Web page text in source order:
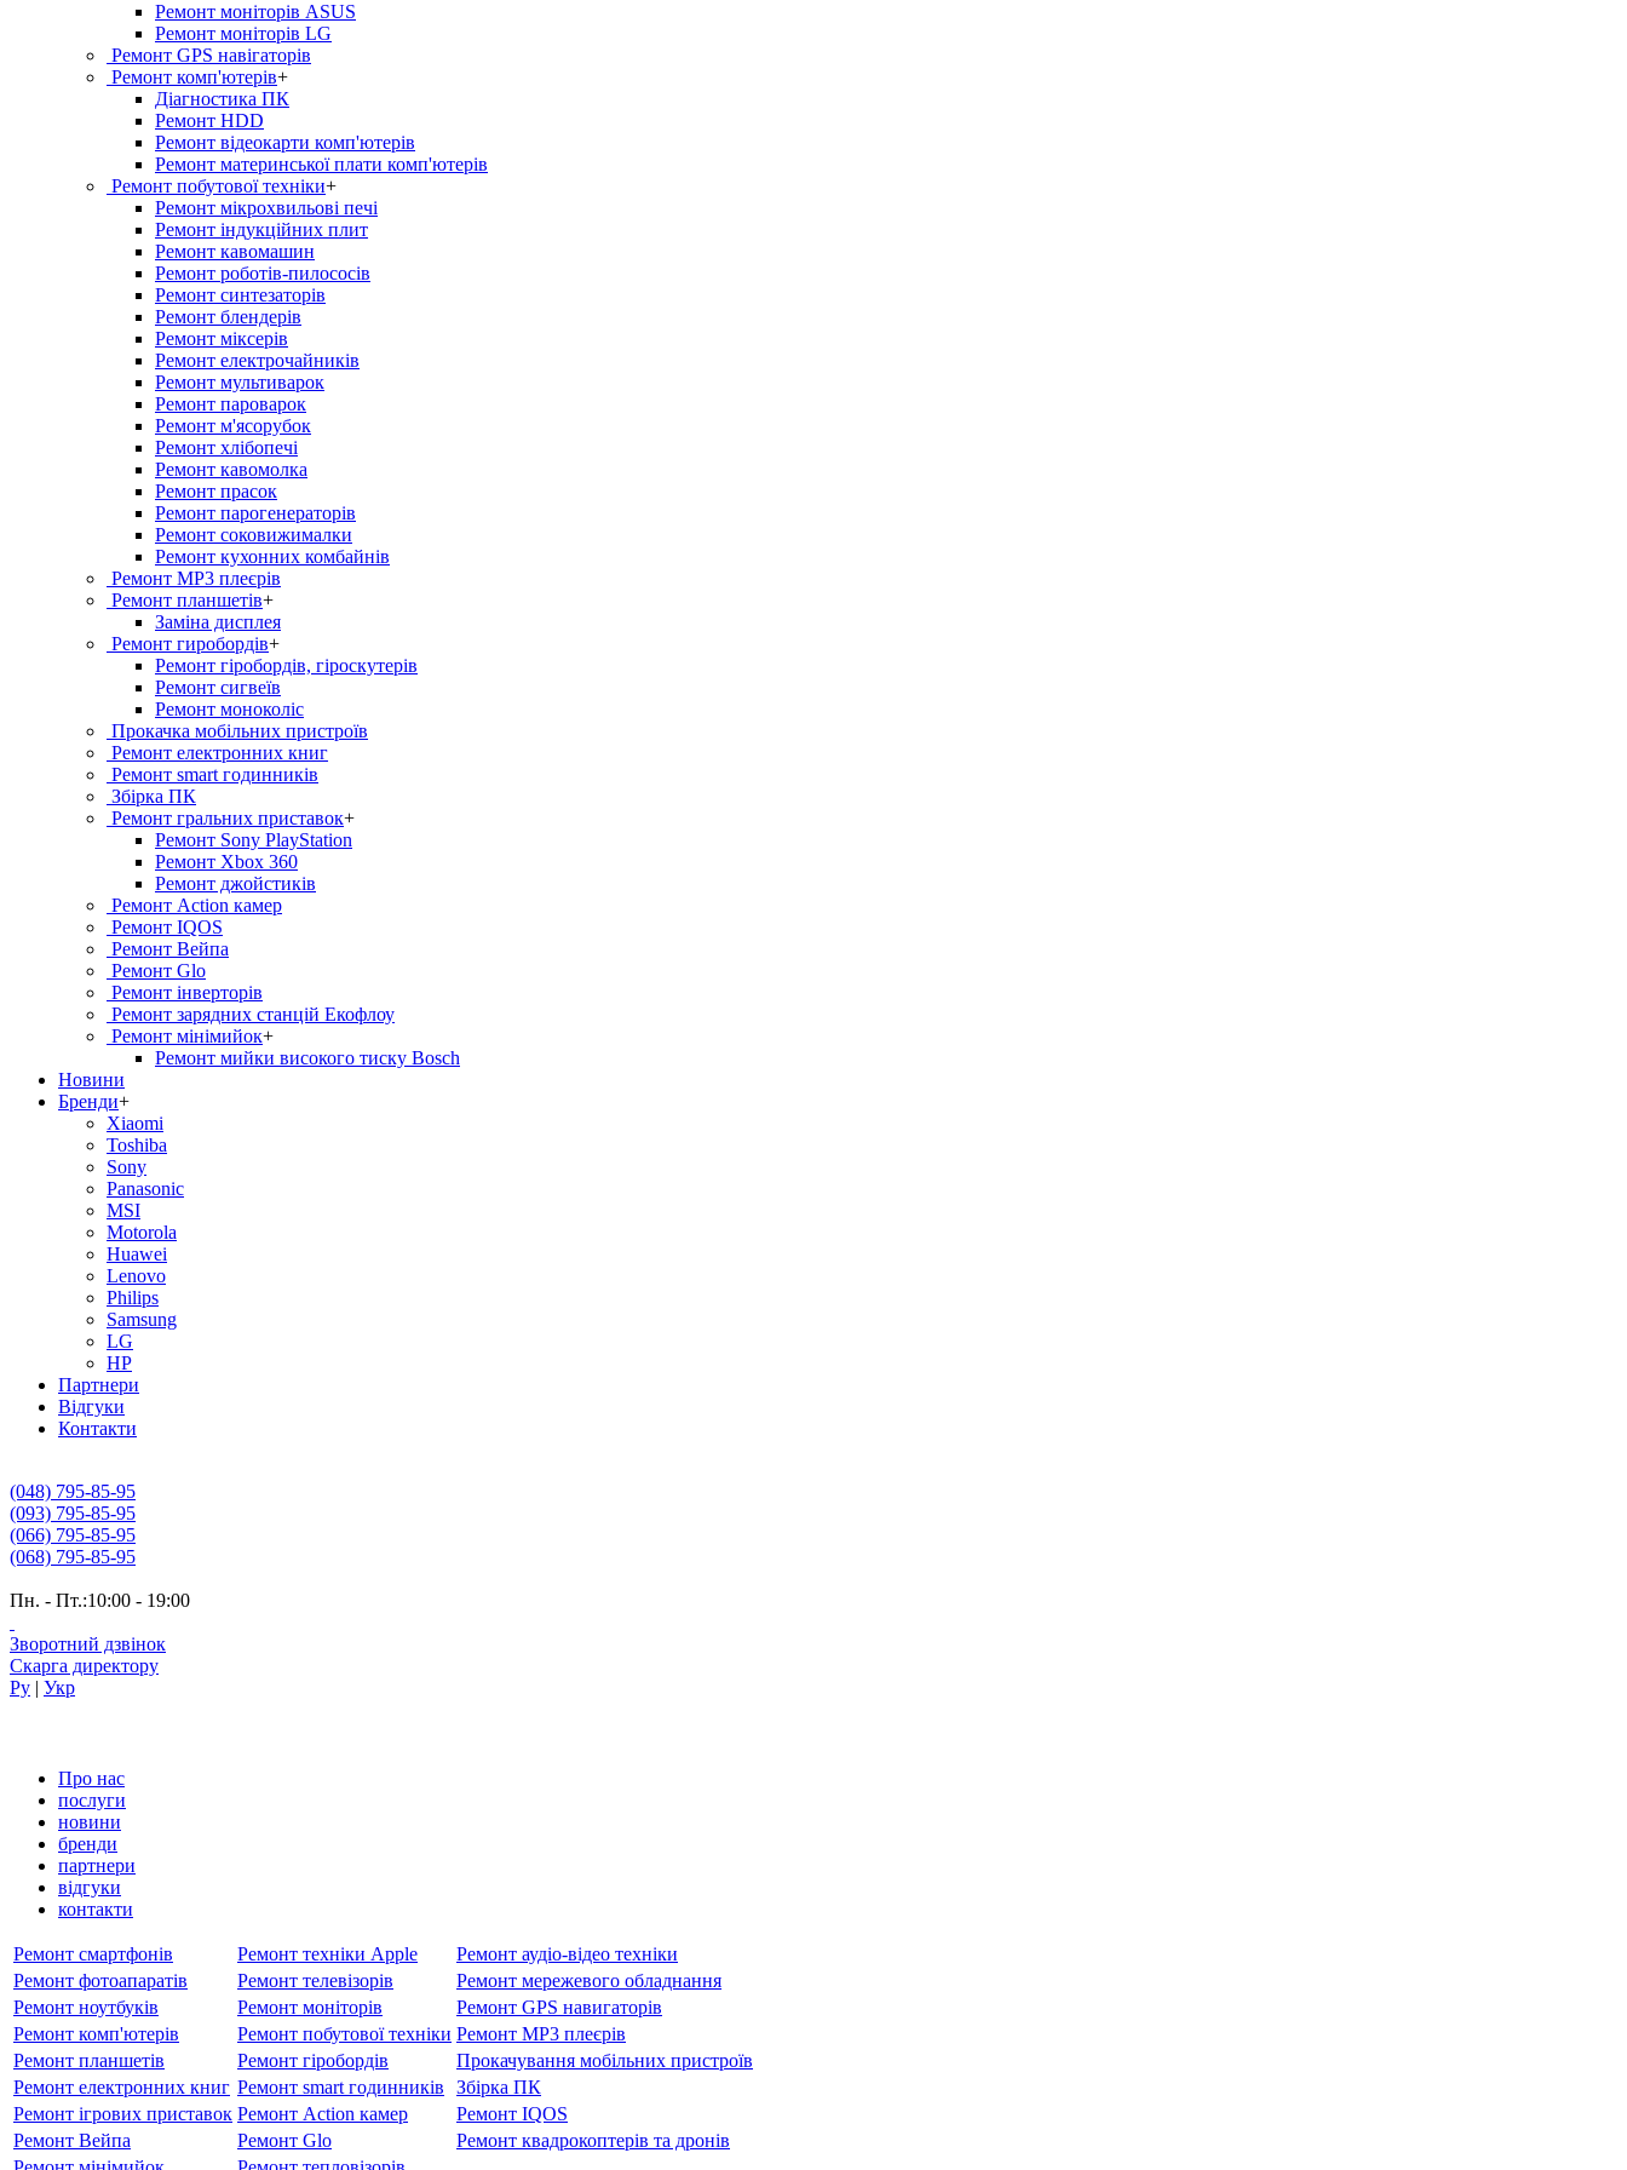
Ремонт моніторів ASUS
Ремонт моніторів LG
Ремонт GPS навігаторів
Ремонт комп'ютерів+
Діагностика ПК
Ремонт HDD
Ремонт відеокарти комп'ютерів
Ремонт материнської плати комп'ютерів
Ремонт побутової техніки+
Ремонт мікрохвильові печі
Ремонт індукційних плит
Ремонт кавомашин
Ремонт роботів-пилососів
Ремонт синтезаторів
Ремонт блендерiв
Ремонт мiксерiв
Ремонт електрочайників
Ремонт мультиварок
Ремонт пароварок
Ремонт м'ясорубок
Ремонт хлiбопечi
Ремонт кавомолка
Ремонт прасок
Ремонт парогенераторiв
Ремонт соковижималки
Ремонт кухонних комбайнів
Ремонт MP3 плеєрів
Ремонт планшетів+
Заміна дисплея
Ремонт гиробордiв+
Ремонт гіробордів, гіроскутерів
Ремонт сигвеїв
Ремонт моноколіс
Прокачка мобільних пристроїв
Ремонт електронних книг
Ремонт smart годинників
Збірка ПК
Ремонт гральних приставок+
Ремонт Sony PlayStation
Ремонт Xbox 360
Ремонт джойстиків
Ремонт Action камер
Ремонт IQOS
Ремонт Вейпа
Ремонт Glo
Ремонт інверторів
Ремонт зарядних станцій Екофлоу
Ремонт мiнiмийок+
Ремонт мийки високого тиску Bosch
Новини
Бренди+
Xiaomi
Toshiba
Sony
Panasonic
MSI
Motorola
Huawei
Lenovo
Philips
Samsung
LG
HP
Партнери
Вiдгуки
Контакти
(048) 795-85-95
(093) 795-85-95
(066) 795-85-95
(068) 795-85-95
Пн. - Пт.:10:00 - 19:00
Зворотний дзвінок
Скарга директору
Ру | Укр
Про нас
послуги
новини
бренди
партнери
вiдгуки
контакти
Ремонт смартфонів Ремонт техніки Apple
Ремонт аудіо-відео техніки
Ремонт фотоапаратів
Ремонт телевізорів
Ремонт мережевого обладнання
Ремонт ноутбуків
Ремонт моніторів
Ремонт GPS навигаторів
Ремонт комп'ютерів
Ремонт побутової техніки Ремонт MP3 плеєрів
Ремонт планшетів
Ремонт гіробордів
Прокачування мобільних пристроїв
Ремонт електронних книг Ремонт smart годинників
Збірка ПК
Ремонт ігрових приставок Ремонт Action камер
Ремонт IQOS
Ремонт Вейпа
Ремонт Glo
Ремонт квадрокоптерів та дронів